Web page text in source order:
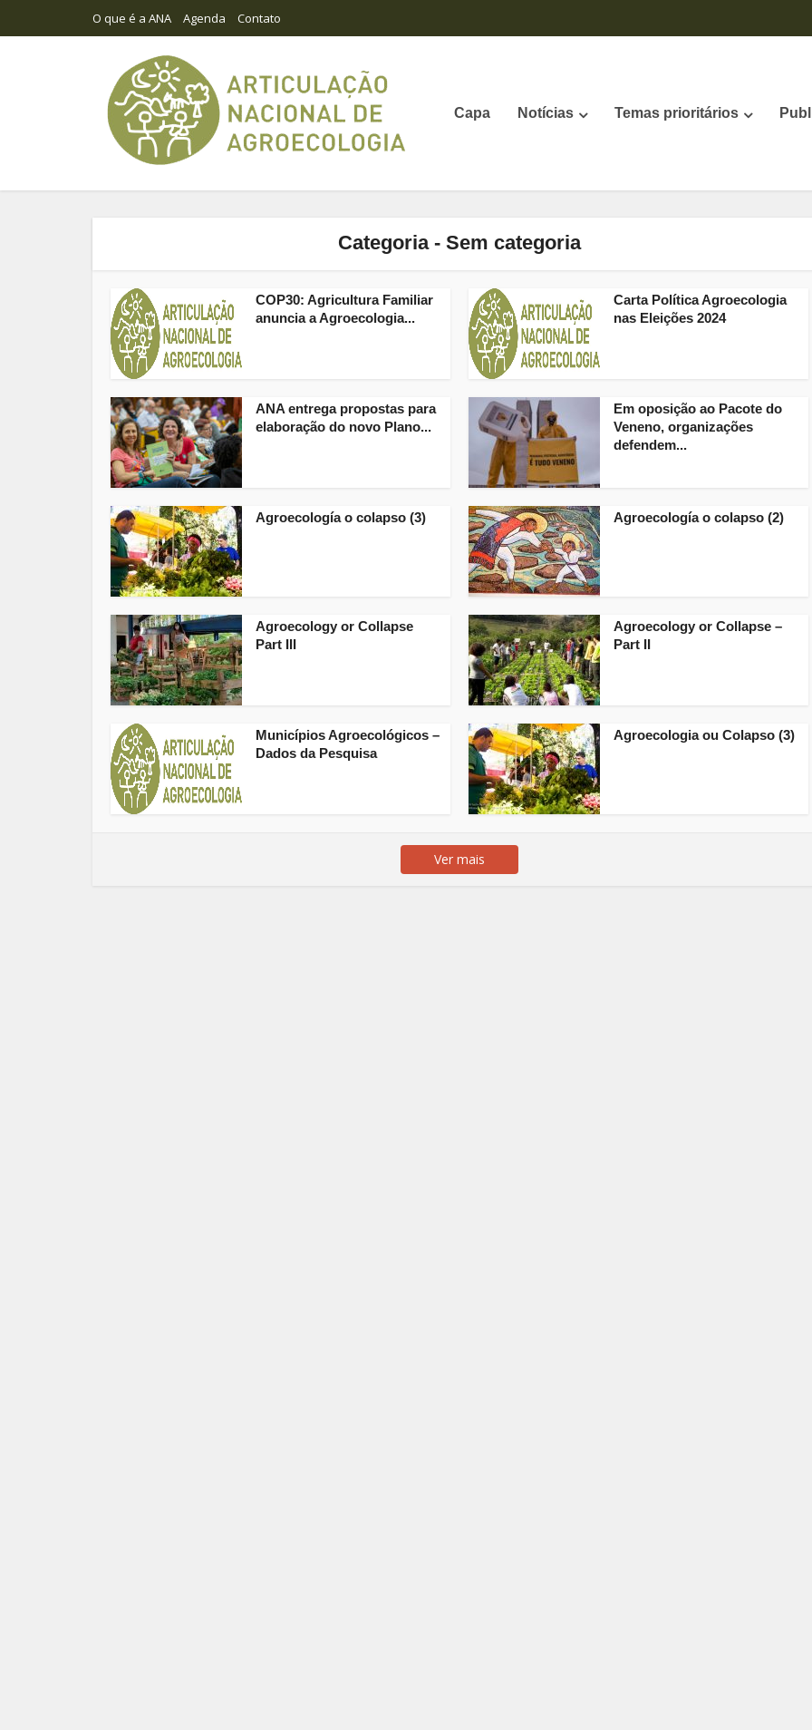
O que é a ANA Agenda Contato
Capa Notícias Temas prioritários
Categoria - Sem categoria
COP30: Agricultura Familiar
anuncia a Agroecologia...
Carta Política Agroecologia
nas Eleições 2024
ANA entrega propostas para
elaboração do novo Plano...
Em oposição ao Pacote do
Veneno, organizações
defendem...
Agroecología o colapso (3) Agroecología o colapso (2)
Agroecology or Collapse
Part III
Agroecology or Collapse –
Part II
Municípios Agroecológicos –
Dados da Pesquisa
Agroecologia ou Colapso (3)
Ver mais